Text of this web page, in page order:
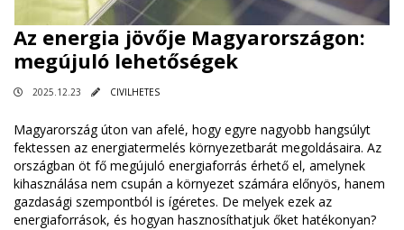
Az energia jövője Magyarországon:
megújuló lehetőségek
2025.12.23 CIVILHETES
Magyarország úton van afelé, hogy egyre nagyobb hangsúlyt
fektessen az energiatermelés környezetbarát megoldásaira. Az
országban öt fő megújuló energiaforrás érhető el, amelynek
kihasználása nem csupán a környezet számára előnyös, hanem
gazdasági szempontból is ígéretes. De melyek ezek az
energiaforrások, és hogyan hasznosíthatjuk őket hatékonyan?